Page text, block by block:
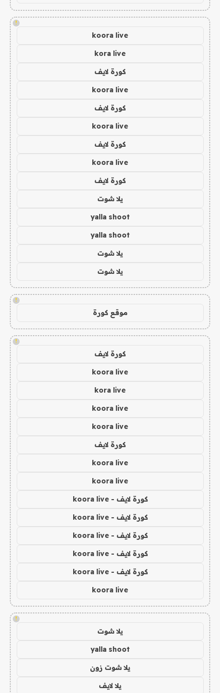
!
koora live
kora live
كورة لايف
koora live
كورة لايف
koora live
كورة لايف
koora live
كورة لايف
يلا شوت
yalla shoot
yalla shoot
يلا شوت
يلا شوت
!
موقع كورة
!
كورة لايف
koora live
kora live
koora live
koora live
كورة لايف
koora live
koora live
كورة لايف - koora live
كورة لايف - koora live
كورة لايف - koora live
كورة لايف - koora live
كورة لايف - koora live
koora live
!
يلا شوت
yalla shoot
يلا شوت زون
يلا لايف